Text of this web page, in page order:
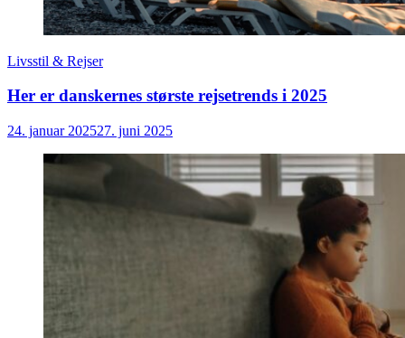
Livsstil & Rejser
Her er danskernes største rejsetrends i 2025
24. januar 202527. juni 2025